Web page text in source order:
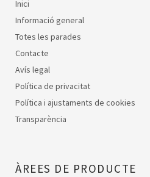
Inici
Informació general
Totes les parades
Contacte
Avís legal
Política de privacitat
Política i ajustaments de cookies
Transparència
ÀREES DE PRODUCTE